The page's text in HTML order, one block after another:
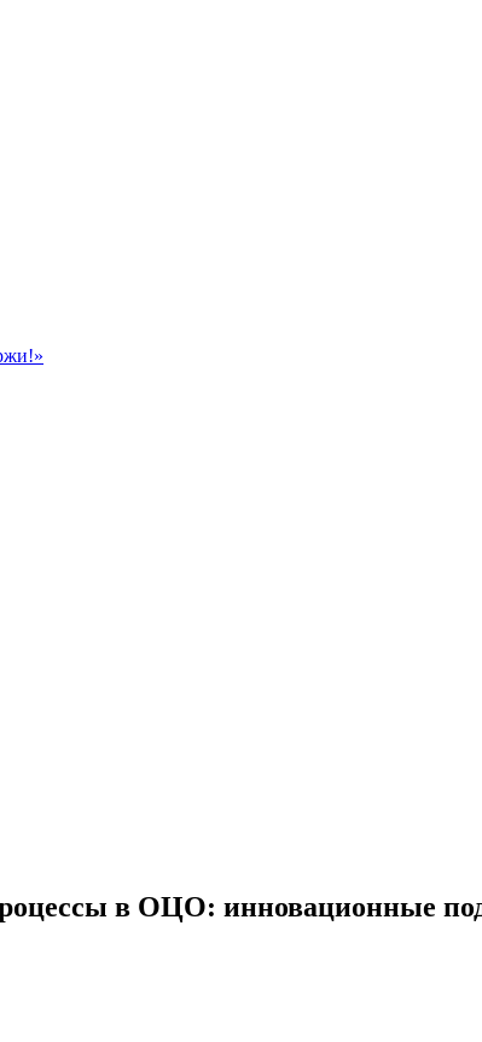
в ОЦО: инновационные